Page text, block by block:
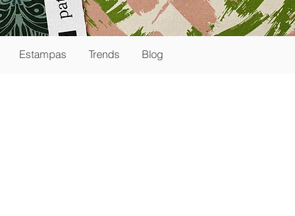
Estampas Trends Blog